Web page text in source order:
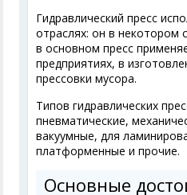
Гидравлический пресс
отраслях: он в некотором
в основном пресс
предприятиях, в
прессовки мусора.
Типов гидравлических
пневматические,
вакуумные, для
платформенные и прочие.
Основные